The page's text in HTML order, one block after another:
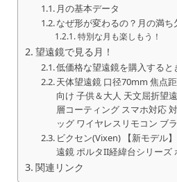
月の基本データ
なぜ形が変わるの？月の満ち
特別な月も楽しもう！
望遠鏡で見る月！
低価格な望遠鏡を購入すると
天体望遠鏡 口径70mm 焦点
向け 子供＆大人 天文屈折望
層コーティング スマホ対応
ッグ ワイヤレスリモコン ブ
ビクセン(Vixen) 【新モデル
遠鏡 ポルタII経緯台シリーズ
関連リンク